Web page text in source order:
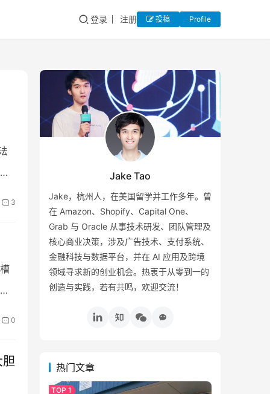
登录 注册 投稿 Profile
3
0
Jake Tao
Jake，杭州人，在美国留学并工作多年。曾
在 Amazon、Shopify、Capital One、
Grab 与 Oracle 从事技术研发、团队管理及
核心商业决策，涉及广告技术、支付系统、
金融科技与数据平台，并在 AI 应用及跨境
领域寻求新的创业机会。热衷于从零到一的
创造与实践，若有共鸣，欢迎交流！
热门文章